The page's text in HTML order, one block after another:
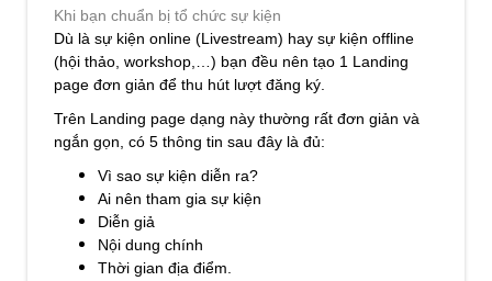
Khi bạn chuẩn bị tổ chức sự kiện
Dù là sự kiện online (Livestream) hay sự kiện offline
(hội thảo, workshop,…) bạn đều nên tạo 1 Landing
page đơn giản để thu hút lượt đăng ký.
Trên Landing page dạng này thường rất đơn giản và
ngắn gọn, có 5 thông tin sau đây là đủ:
Vì sao sự kiện diễn ra?
Ai nên tham gia sự kiện
Diễn giả
Nội dung chính
Thời gian địa điểm.